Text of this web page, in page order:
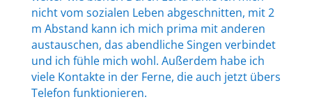
nicht vom sozialen Leben abgeschnitten, mit 2
m Abstand kann ich mich prima mit anderen
austauschen, das abendliche Singen verbindet
und ich fühle mich wohl. Außerdem habe ich
viele Kontakte in der Ferne, die auch jetzt übers
Telefon funktionieren.